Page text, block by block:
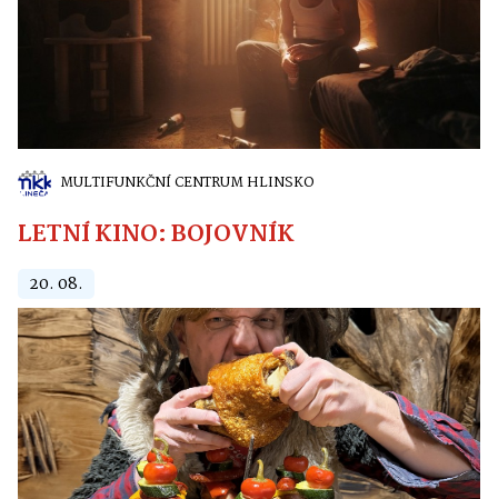
MULTIFUNKČNÍ CENTRUM HLINSKO
LETNÍ KINO: BOJOVNÍK
20. 08.